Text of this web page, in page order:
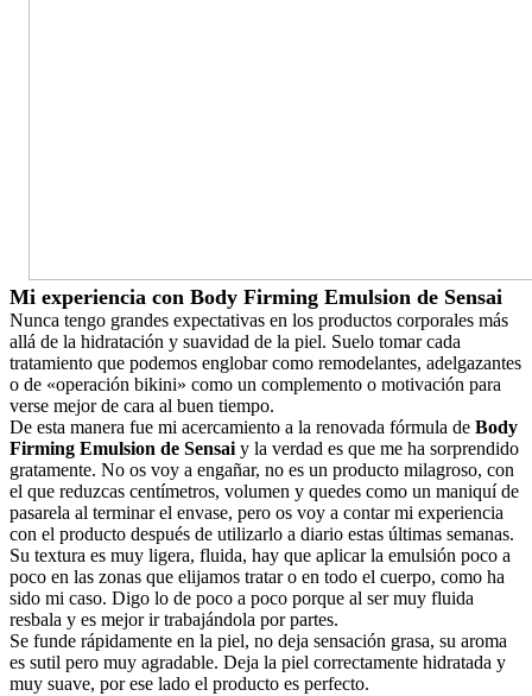
Mi experiencia con Body Firming Emulsion de Sensai
Nunca tengo grandes expectativas en los productos corporales más
allá de la hidratación y suavidad de la piel. Suelo tomar cada
tratamiento que podemos englobar como remodelantes, adelgazantes
o de «operación bikini» como un complemento o motivación para
verse mejor de cara al buen tiempo.
De esta manera fue mi acercamiento a la renovada fórmula de Body
Firming Emulsion de Sensai y la verdad es que me ha sorprendido
gratamente. No os voy a engañar, no es un producto milagroso, con
el que reduzcas centímetros, volumen y quedes como un maniquí de
pasarela al terminar el envase, pero os voy a contar mi experiencia
con el producto después de utilizarlo a diario estas últimas semanas.
Su textura es muy ligera, fluida, hay que aplicar la emulsión poco a
poco en las zonas que elijamos tratar o en todo el cuerpo, como ha
sido mi caso. Digo lo de poco a poco porque al ser muy fluida
resbala y es mejor ir trabajándola por partes.
Se funde rápidamente en la piel, no deja sensación grasa, su aroma
es sutil pero muy agradable. Deja la piel correctamente hidratada y
muy suave, por ese lado el producto es perfecto.